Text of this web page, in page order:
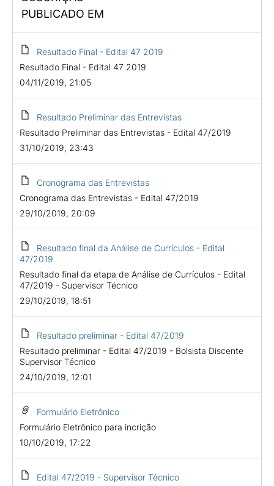
PUBLICADO EM
Resultado Final - Edital 47 2019
Resultado Final - Edital 47 2019
04/11/2019, 21:05
Resultado Preliminar das Entrevistas
Resultado Preliminar das Entrevistas - Edital 47/2019
31/10/2019, 23:43
Cronograma das Entrevistas
Cronograma das Entrevistas - Edital 47/2019
29/10/2019, 20:09
Resultado final da Análise de Currículos - Edital
47/2019
Resultado final da etapa de Análise de Currículos - Edital
47/2019 - Supervisor Técnico
29/10/2019, 18:51
Resultado preliminar - Edital 47/2019
Resultado preliminar - Edital 47/2019 - Bolsista Discente
Supervisor Técnico
24/10/2019, 12:01
Formulário Eletrônico
Formulário Eletrônico para incrição
10/10/2019, 17:22
Edital 47/2019 - Supervisor Técnico